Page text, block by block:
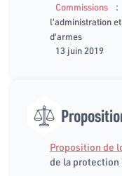
Commissions :
l’administration
d’armes
13 juin 2019
Proposition de
de la